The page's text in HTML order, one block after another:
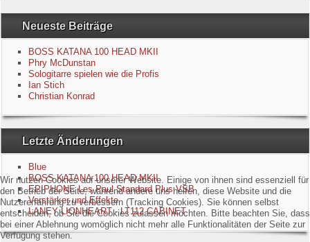
Equipment
GuitarBlog
Kontakt
Impressum
Datenschutzerklärung
Links
Gästebuch
Neueste Beiträge
BOSS KATANA 100 HEAD MKII
Phry McDunstan
Sologitarre spielen wie die Profis
Ian Stich
Christian Konrad
Letzte Änderungen
Blue
BOSS KATANA 100 HEAD MKII
EPIPHONE Les Paul Standard Plus VSB
Verstärker und Effekte
LANEY LIONHEART - LT112 CABINET
Wir nutzen Cookies auf unserer Website. Einige von ihnen sind essenziell für
den Betrieb der Seite, während andere uns helfen, diese Website und die
Nutzererfahrung zu verbessern (Tracking Cookies). Sie können selbst
entscheiden, ob Sie die Cookies zulassen möchten. Bitte beachten Sie, dass
bei einer Ablehnung womöglich nicht mehr alle Funktionalitäten der Seite zur
Verfügung stehen.